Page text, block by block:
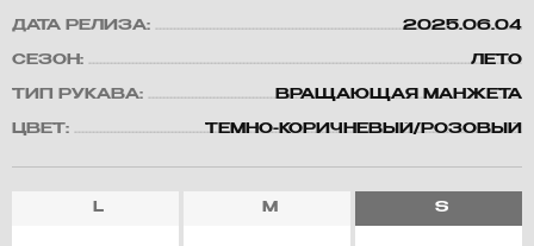
ДАТА РЕЛИЗА: 2025.06.04
СЕЗОН: ЛЕТО
ТИП РУКАВА: ВРАЩАЮЩАЯ МАНЖЕТА
ЦВЕТ: ТЕМНО-КОРИЧНЕВЫЙ/РОЗОВЫЙ
L M S